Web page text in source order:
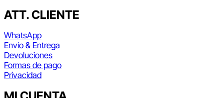
ATT. CLIENTE
WhatsApp
Envío & Entrega
Devoluciones
Formas de pago
Privacidad